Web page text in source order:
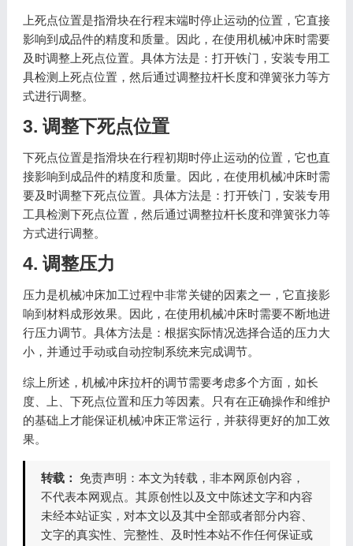
上死点位置是指滑块在行程末端时停止运动的位置，它直接
影响到成品件的精度和质量。因此，在使用机械冲床时需要
及时调整上死点位置。具体方法是：打开铁门，安装专用工
具检测上死点位置，然后通过调整拉杆长度和弹簧张力等方
式进行调整。
3. 调整下死点位置
下死点位置是指滑块在行程初期时停止运动的位置，它也直
接影响到成品件的精度和质量。因此，在使用机械冲床时需
要及时调整下死点位置。具体方法是：打开铁门，安装专用
工具检测下死点位置，然后通过调整拉杆长度和弹簧张力等
方式进行调整。
4. 调整压力
压力是机械冲床加工过程中非常关键的因素之一，它直接影
响到材料成形效果。因此，在使用机械冲床时需要不断地进
行压力调节。具体方法是：根据实际情况选择合适的压力大
小，并通过手动或自动控制系统来完成调节。
综上所述，机械冲床拉杆的调节需要考虑多个方面，如长
度、上、下死点位置和压力等因素。只有在正确操作和维护
的基础上才能保证机械冲床正常运行，并获得更好的加工效
果。
转载： 免责声明：本文为转载，非本网原创内容，
不代表本网观点。其原创性以及文中陈述文字和内容
未经本站证实，对本文以及其中全部或者部分内容、
文字的真实性、完整性、及时性本站不作任何保证或